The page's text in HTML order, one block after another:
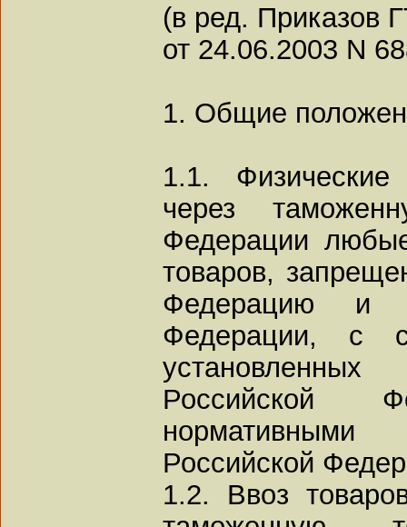
(в ред. Приказов
от 24.06.2003 N
1. Общие
1.1.
через
Федерации
товаров,
Федерацию и
Федерации, с
Российской
Российской
1.2. Ввоз